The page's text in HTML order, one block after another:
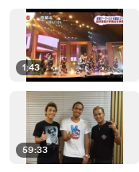
1:43
59:33